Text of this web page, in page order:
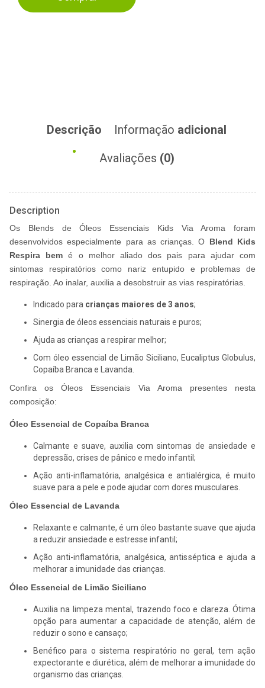
Descrição Informação adicional
Avaliações (0)
Description
Os Blends de Óleos Essenciais Kids Via Aroma foram
desenvolvidos especialmente para as crianças. O Blend Kids
Respira bemé o melhor aliado dos pais para ajudar com
sintomas respiratórios como nariz entupido e problemas de
respiração. Ao inalar, auxilia a desobstruir as vias respiratórias.
Indicado para crianças maiores de 3 anos;
Sinergia de óleos essenciais naturais e puros;
Ajuda as crianças a respirar melhor;
Com óleo essencial de Limão Siciliano, Eucaliptus Globulus,
Copaíba Branca e Lavanda.
Confira os Óleos Essenciais Via Aroma presentes nesta
composição:
Óleo Essencial de Copaíba Branca
Calmante e suave, auxilia com sintomas de ansiedade e
depressão, crises de pânico e medo infantil;
Ação anti-inflamatória, analgésica e antialérgica, é muito
suave para a pele e pode ajudar com dores musculares.
Óleo Essencial de Lavanda
Relaxante e calmante, é um óleo bastante suave que ajuda
a reduzir ansiedade e estresse infantil;
Ação anti-inflamatória, analgésica, antisséptica e ajuda a
melhorar a imunidade das crianças.
Óleo Essencial de Limão Siciliano
Auxilia na limpeza mental, trazendo foco e clareza. Ótima
opção para aumentar a capacidade de atenção, além de
reduzir o sono e cansaço;
Benéfico para o sistema respiratório no geral, tem ação
expectorante e diurética, além de melhorar a imunidade do
organismo das crianças.